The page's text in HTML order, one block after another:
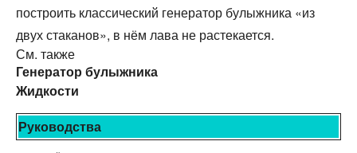
построить классический генератор булыжника «из
двух стаканов», в нём лава не растекается.
См. также
Генератор булыжника
Жидкости
Руководства